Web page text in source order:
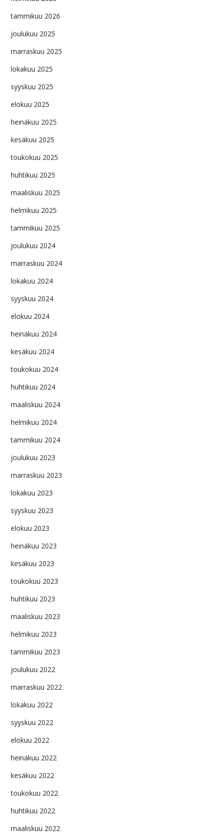
tammikuu 2026
joulukuu 2025
marraskuu 2025
lokakuu 2025
syyskuu 2025
elokuu 2025
heinäkuu 2025
kesäkuu 2025
toukokuu 2025
huhtikuu 2025
maaliskuu 2025
helmikuu 2025
tammikuu 2025
joulukuu 2024
marraskuu 2024
lokakuu 2024
syyskuu 2024
elokuu 2024
heinäkuu 2024
kesäkuu 2024
toukokuu 2024
huhtikuu 2024
maaliskuu 2024
helmikuu 2024
tammikuu 2024
joulukuu 2023
marraskuu 2023
lokakuu 2023
syyskuu 2023
elokuu 2023
heinäkuu 2023
kesäkuu 2023
toukokuu 2023
huhtikuu 2023
maaliskuu 2023
helmikuu 2023
tammikuu 2023
joulukuu 2022
marraskuu 2022
lokakuu 2022
syyskuu 2022
elokuu 2022
heinäkuu 2022
kesäkuu 2022
toukokuu 2022
huhtikuu 2022
maaliskuu 2022